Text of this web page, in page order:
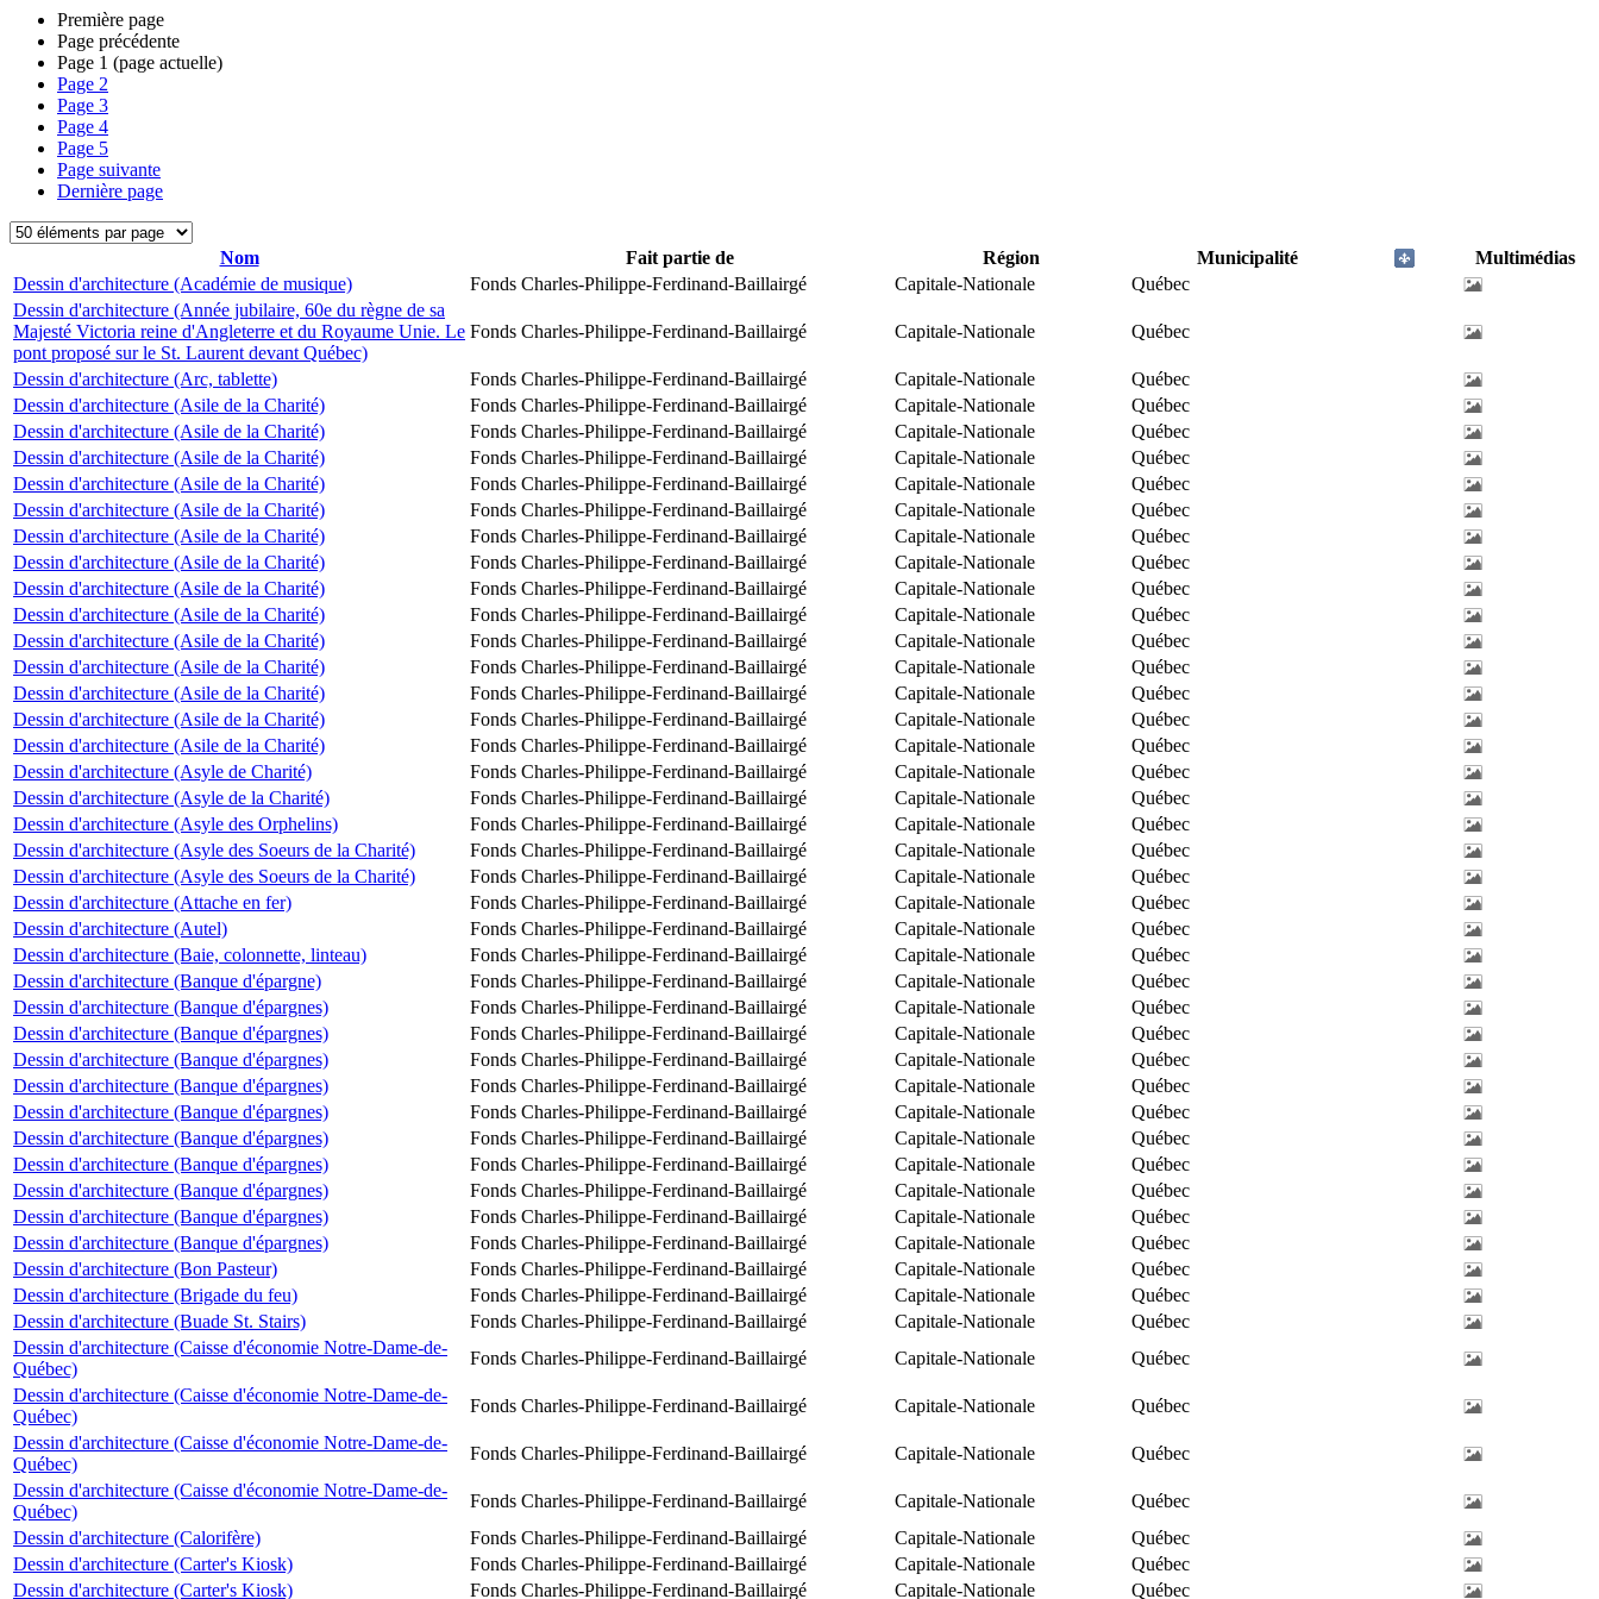
Première page
Page précédente
Page 1 (page actuelle)
Page 2
Page 3
Page 4
Page 5
Page suivante
Dernière page
Nom Fait partie de Région Municipalité
Multimédias
Dessin d'architecture (Académie de musique)
Fonds Charles-Philippe-Ferdinand-Baillairgé Capitale-Nationale
Québec
Dessin d'architecture (Année jubilaire, 60e du règne de sa
Majesté Victoria reine d'Angleterre et du Royaume Unie. Le
pont proposé sur le St. Laurent devant Québec)
Fonds Charles-Philippe-Ferdinand-Baillairgé Capitale-Nationale Québec
Dessin d'architecture (Arc, tablette) Fonds Charles-Philippe-Ferdinand-Baillairgé Capitale-Nationale
Québec
Dessin d'architecture (Asile de la Charité)
Fonds Charles-Philippe-Ferdinand-Baillairgé Capitale-Nationale
Québec
Dessin d'architecture (Asile de la Charité)
Fonds Charles-Philippe-Ferdinand-Baillairgé Capitale-Nationale
Québec
Dessin d'architecture (Asile de la Charité)
Fonds Charles-Philippe-Ferdinand-Baillairgé Capitale-Nationale
Québec
Dessin d'architecture (Asile de la Charité)
Fonds Charles-Philippe-Ferdinand-Baillairgé Capitale-Nationale
Québec
Dessin d'architecture (Asile de la Charité)
Fonds Charles-Philippe-Ferdinand-Baillairgé Capitale-Nationale
Québec
Dessin d'architecture (Asile de la Charité)
Fonds Charles-Philippe-Ferdinand-Baillairgé Capitale-Nationale
Québec
Dessin d'architecture (Asile de la Charité)
Fonds Charles-Philippe-Ferdinand-Baillairgé Capitale-Nationale
Québec
Dessin d'architecture (Asile de la Charité)
Fonds Charles-Philippe-Ferdinand-Baillairgé Capitale-Nationale
Québec
Dessin d'architecture (Asile de la Charité)
Fonds Charles-Philippe-Ferdinand-Baillairgé Capitale-Nationale
Québec
Dessin d'architecture (Asile de la Charité)
Fonds Charles-Philippe-Ferdinand-Baillairgé Capitale-Nationale
Québec
Dessin d'architecture (Asile de la Charité)
Fonds Charles-Philippe-Ferdinand-Baillairgé Capitale-Nationale
Québec
Dessin d'architecture (Asile de la Charité)
Fonds Charles-Philippe-Ferdinand-Baillairgé Capitale-Nationale
Québec
Dessin d'architecture (Asile de la Charité)
Fonds Charles-Philippe-Ferdinand-Baillairgé Capitale-Nationale
Québec
Dessin d'architecture (Asile de la Charité)
Fonds Charles-Philippe-Ferdinand-Baillairgé Capitale-Nationale
Québec
Dessin d'architecture (Asyle de Charité)
Fonds Charles-Philippe-Ferdinand-Baillairgé Capitale-Nationale
Québec
Dessin d'architecture (Asyle de la Charité)
Fonds Charles-Philippe-Ferdinand-Baillairgé Capitale-Nationale
Québec
Dessin d'architecture (Asyle des Orphelins)
Fonds Charles-Philippe-Ferdinand-Baillairgé Capitale-Nationale
Québec
Dessin d'architecture (Asyle des Soeurs de la Charité)
Fonds Charles-Philippe-Ferdinand-Baillairgé Capitale-Nationale
Québec
Dessin d'architecture (Asyle des Soeurs de la Charité)
Fonds Charles-Philippe-Ferdinand-Baillairgé Capitale-Nationale
Québec
Dessin d'architecture (Attache en fer)
Fonds Charles-Philippe-Ferdinand-Baillairgé Capitale-Nationale
Québec
Dessin d'architecture (Autel)
Fonds Charles-Philippe-Ferdinand-Baillairgé Capitale-Nationale
Québec
Dessin d'architecture (Baie, colonnette, linteau)
Fonds Charles-Philippe-Ferdinand-Baillairgé Capitale-Nationale
Québec
Dessin d'architecture (Banque d'épargne)
Fonds Charles-Philippe-Ferdinand-Baillairgé Capitale-Nationale
Québec
Dessin d'architecture (Banque d'épargnes)
Fonds Charles-Philippe-Ferdinand-Baillairgé Capitale-Nationale
Québec
Dessin d'architecture (Banque d'épargnes)
Fonds Charles-Philippe-Ferdinand-Baillairgé Capitale-Nationale
Québec
Dessin d'architecture (Banque d'épargnes)
Fonds Charles-Philippe-Ferdinand-Baillairgé Capitale-Nationale
Québec
Dessin d'architecture (Banque d'épargnes)
Fonds Charles-Philippe-Ferdinand-Baillairgé Capitale-Nationale
Québec
Dessin d'architecture (Banque d'épargnes)
Fonds Charles-Philippe-Ferdinand-Baillairgé Capitale-Nationale
Québec
Dessin d'architecture (Banque d'épargnes)
Fonds Charles-Philippe-Ferdinand-Baillairgé Capitale-Nationale
Québec
Dessin d'architecture (Banque d'épargnes)
Fonds Charles-Philippe-Ferdinand-Baillairgé Capitale-Nationale
Québec
Dessin d'architecture (Banque d'épargnes)
Fonds Charles-Philippe-Ferdinand-Baillairgé Capitale-Nationale
Québec
Dessin d'architecture (Banque d'épargnes)
Fonds Charles-Philippe-Ferdinand-Baillairgé Capitale-Nationale
Québec
Dessin d'architecture (Banque d'épargnes)
Fonds Charles-Philippe-Ferdinand-Baillairgé Capitale-Nationale
Québec
Dessin d'architecture (Bon Pasteur)
Fonds Charles-Philippe-Ferdinand-Baillairgé Capitale-Nationale
Québec
Dessin d'architecture (Brigade du feu)
Fonds Charles-Philippe-Ferdinand-Baillairgé Capitale-Nationale
Québec
Dessin d'architecture (Buade St. Stairs)
Fonds Charles-Philippe-Ferdinand-Baillairgé Capitale-Nationale
Québec
Dessin d'architecture (Caisse d'économie Notre-Dame-de-
Québec)
Fonds Charles-Philippe-Ferdinand-Baillairgé Capitale-Nationale
Québec
Dessin d'architecture (Caisse d'économie Notre-Dame-de-
Québec)
Fonds Charles-Philippe-Ferdinand-Baillairgé Capitale-Nationale
Québec
Dessin d'architecture (Caisse d'économie Notre-Dame-de-
Québec)
Fonds Charles-Philippe-Ferdinand-Baillairgé Capitale-Nationale
Québec
Dessin d'architecture (Caisse d'économie Notre-Dame-de-
Québec)
Fonds Charles-Philippe-Ferdinand-Baillairgé Capitale-Nationale
Québec
Dessin d'architecture (Calorifère)
Fonds Charles-Philippe-Ferdinand-Baillairgé Capitale-Nationale
Québec
Dessin d'architecture (Carter's Kiosk)
Fonds Charles-Philippe-Ferdinand-Baillairgé Capitale-Nationale
Québec
Dessin d'architecture (Carter's Kiosk)
Fonds Charles-Philippe-Ferdinand-Baillairgé Capitale-Nationale Québec